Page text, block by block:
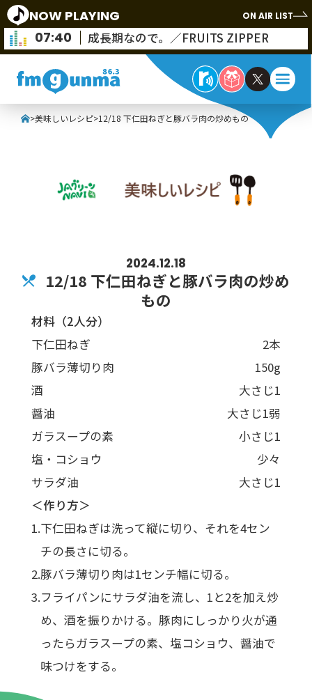
NOW PLAYING ON AIR LIST
07:40 成長期なので。／FRUITS ZIPPER
>美味しいレシピ>12/18 下仁田ねぎと豚バラ肉の炒めもの
2024.12.18
12/18 下仁田ねぎと豚バラ肉の炒め
もの
材料（2人分）
下仁田ねぎ
2本
豚バラ薄切り肉
150g
酒
大さじ1
醤油
大さじ1弱
ガラスープの素
小さじ1
塩・コショウ
少々
サラダ油
大さじ1
＜作り方＞
下仁田ねぎは洗って縦に切り、それを4セン
チの長さに切る。
豚バラ薄切り肉は1センチ幅に切る。
フライパンにサラダ油を流し、1と2を加え炒
め、酒を振りかける。豚肉にしっかり火が通
ったらガラスープの素、塩コショウ、醤油で
味つけをする。